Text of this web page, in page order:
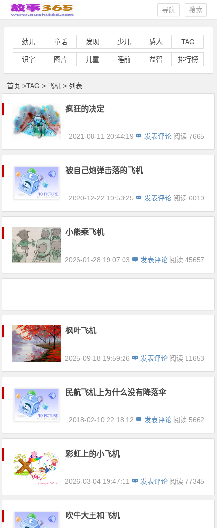
搜索
导航
幼儿 童话 发现 少儿 感人 TAG
识字 图片 儿童 睡前 益智 排行榜
首页 >TAG > 飞机 > 列表
疯狂的决定
2021-08-11 20:44:19 发表评论 阅读 7665
被自己炮弹击落的飞机
2020-12-22 19:53:25 发表评论 阅读 6019
小熊乘飞机
2026-01-28 19:07:03 发表评论 阅读 45657
枫叶飞机
2025-09-18 19:59:26 发表评论 阅读 11653
民航飞机上为什么没有降落伞
2018-02-10 22:18:12 发表评论 阅读 5662
彩虹上的小飞机
2026-03-04 19:47:11 发表评论 阅读 77345
吹牛大王和飞机